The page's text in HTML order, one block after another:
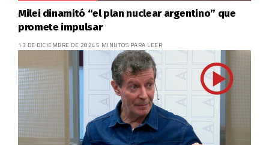
Milei dinamitó “el plan nuclear argentino” que
promete impulsar
13 DE DICIEMBRE DE 20245 MINUTOS PARA LEER